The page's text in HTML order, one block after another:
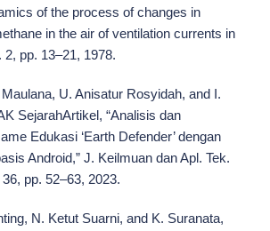
of the process of changes in
in the air of ventilation currents in
2, pp. 13–21, 1978.
U. Anisatur Rosyidah, and I.
SejarahArtikel, “Analisis dan
Edukasi ‘Earth Defender’ dengan
Android,” J. Keilmuan dan Apl. Tek.
pp. 52–63, 2023.
N. Ketut Suarni, and K. Suranata,